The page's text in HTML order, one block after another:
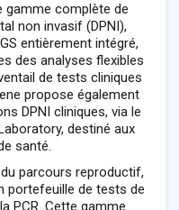
gamme complète de
non invasif (DPNI),
entièrement intégré,
des analyses flexibles
de tests cliniques
propose également
DPNI cliniques, via le
destiné aux
santé.
parcours reproductif,
portefeuille de tests de
PCR. Cette gamme